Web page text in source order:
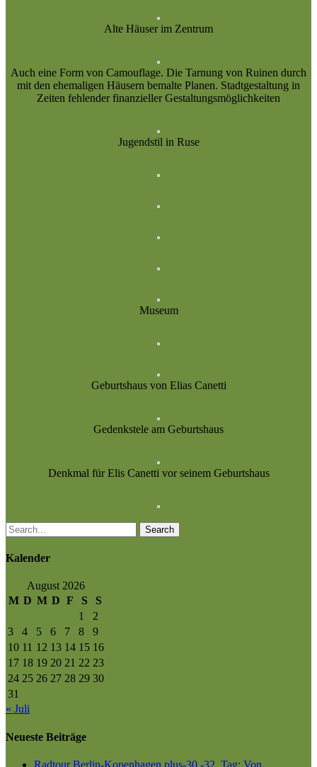
Alte Häuser im Zentrum
Auch eine Form von Camouflage. Die Tarnung von Ruinen durch
mit den ehemaligen Häusern bemalte Planen. Stadtgestaltung in
Zeiten fehlender finanzieller Gestaltungsmöglichkeiten
Jugendstil in Ruse
Museum
Geburtshaus von Elias Canetti
Gedenkstele am Geburtshaus
Denkmal für Elis Canetti vor seinem Geburtshaus
Search
Kalender
August 2026
M D M D F S
S
1
2
3
4 5 6 7 8
9
10 11 12 13 14 15 16
17 18 19 20 21 22 23
24 25 26 27 28 29 30
31
« Juli
Neueste Beiträge
Radtour Berlin-Kopenhagen plus-30.-32. Tag: Von